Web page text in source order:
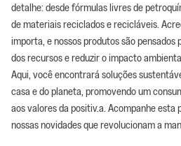
detalhe: desde fórmulas livres de
de materiais reciclados e recicláveis.
importa, e nossos produtos são pensados
dos recursos e reduzir o impacto
Aqui, você encontrará soluções
casa e do planeta, promovendo um
aos valores da positiv.a. Acompanhe esta
nossas novidades que revolucionam a